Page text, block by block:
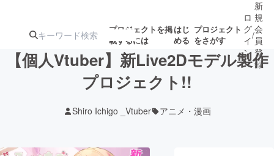
プロジェクトを掲
載するには
はじ
める
プロジェクト
をさがす
ターン
ジェクト
ロジェクト
ロ
グ
イ
ン
/
新
規
会
員
登
録
【個人Vtuber】新Live2Dモデル製作
プロジェクト!!
Shiro Ichigo _Vtuber アニメ・漫画